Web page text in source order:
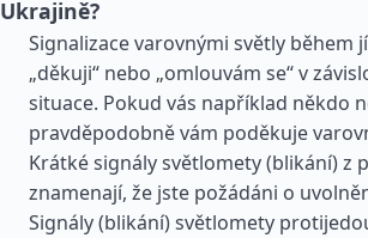
Ukrajině?
Signalizace varovnými světly během
„děkuji“ nebo „omlouvám se“ v
situace. Pokud vás například někdo
pravděpodobně vám poděkuje
Krátké signály světlomety (blikání) z
znamenají, že jste požádáni o
Signály (blikání) světlomety